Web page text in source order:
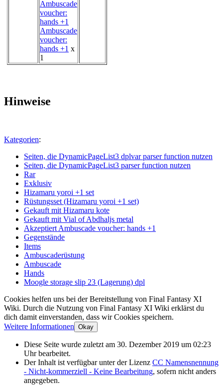
Ambuscade
voucher:
hands +1 x
1
Hinweise
Kategorien:
Seiten, die DynamicPageList3 dplvar parser function nutzen
Seiten, die DynamicPageList3 parser function nutzen
Rar
Exklusiv
Hizamaru yoroi +1 set
Rüstungsset (Hizamaru yoroi +1 set)
Gekauft mit Hizamaru kote
Gekauft mit Vial of Abdhaljs metal
Akzeptiert Ambuscade voucher: hands +1
Gegenstände
Items
Ambuscaderüstung
Ambuscade
Hands
Moogle storage slip 23 (Lagerung) dpl
Cookies helfen uns bei der Bereitstellung von Final Fantasy XI
Wiki. Durch die Nutzung von Final Fantasy XI Wiki erklärst du
dich damit einverstanden, dass wir Cookies speichern.
Weitere Informationen Okay
Diese Seite wurde zuletzt am 30. Dezember 2019 um 02:23
Uhr bearbeitet.
Der Inhalt ist verfügbar unter der Lizenz CC Namensnennung
- Nicht-kommerziell - Keine Bearbeitung, sofern nicht anders
angegeben.